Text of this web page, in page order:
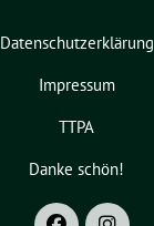
Datenschutzerklärung
Impressum
TTPA
Danke schön!